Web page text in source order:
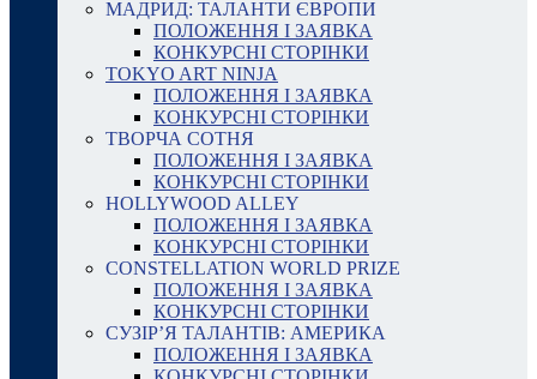
МАДРИД: ТАЛАНТИ ЄВРОПИ
ПОЛОЖЕННЯ І ЗАЯВКА
КОНКУРСНІ СТОРІНКИ
TOKYO ART NINJA
ПОЛОЖЕННЯ І ЗАЯВКА
КОНКУРСНІ СТОРІНКИ
ТВОРЧА СОТНЯ
ПОЛОЖЕННЯ І ЗАЯВКА
КОНКУРСНІ СТОРІНКИ
HOLLYWOOD ALLEY
ПОЛОЖЕННЯ І ЗАЯВКА
КОНКУРСНІ СТОРІНКИ
CONSTELLATION WORLD PRIZE
ПОЛОЖЕННЯ І ЗАЯВКА
КОНКУРСНІ СТОРІНКИ
СУЗІР’Я ТАЛАНТІВ: АМЕРИКА
ПОЛОЖЕННЯ І ЗАЯВКА